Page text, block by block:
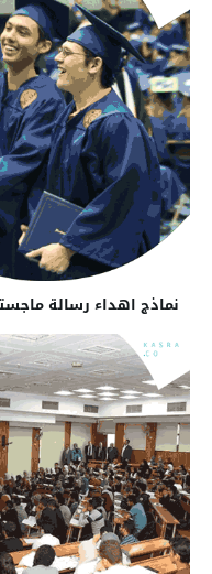
نماذج اهداء رسالة